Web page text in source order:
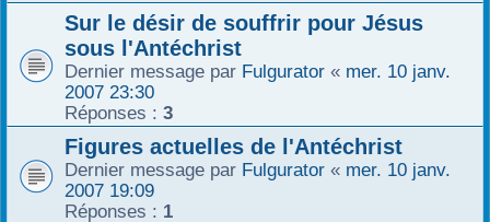
Sur le désir de souffrir pour Jésus
sous l'Antéchrist
Dernier message par Fulgurator « mer. 10 janv.
2007 23:30
Réponses : 3
Figures actuelles de l'Antéchrist
Dernier message par Fulgurator « mer. 10 janv.
2007 19:09
Réponses : 1